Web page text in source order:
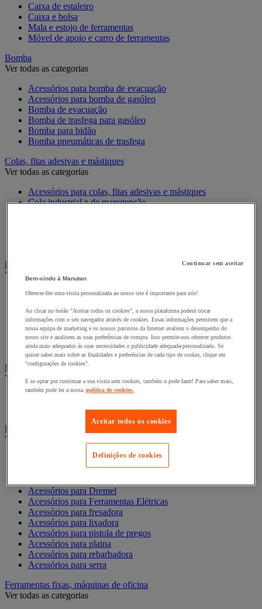
Caixa de estaleiro
Caixa e bolsa
Mala e estojo de ferramentas
Móvel de apoio e carro de ferramentas
Bomba
Ver todas as categorias
Acessórios para bomba de evacuação
Acessórios para bomba de gasóleo
Bomba de evacuação
Bomba de trasfega para gasóleo
Bomba para bidão
Bomba pneumáticas de trasfega
Colas, fitas adesivas e mástiques
Ver todas as categorias
Acessórios para colas, fitas adesivas e mástiques
Cola industrial e de manutenção
Eletricidade
Ver todas as categorias
Acessórios para Quadro Elétrico
Cabo Elétrico
Equipamento de Quadro Elétrico
Extensão, tira e enrolador
Tomada e interruptor
Ferramentas Elétricas
Ver todas as categorias
Ferramentas elétricas portáteis sem fios
Ferramentas elétricas portáteis - Acessórios
Ver todas as categorias
Acesórios para berbequim
Acessórios para berbequim
Acessórios para Dremel
Acessórios para Ferramentas Elétricas
Acessórios para fresadora
Acessórios para lixadora
Acessórios para pistola de pregos
Acessórios para plaina
Acessórios para rebarbadora
Acessórios para serra
Ferramentas fixas, máquinas de oficina
Ver todas as categorias
Continuar sem aceitar
Bem-vindo à Manutan
Oferecer-lhe uma visita personalizada ao nosso site é importante para nós!
Ao clicar no botão "Aceitar todos os cookies", a nossa plataforma poderá trocar
informações com o seu navegador através de cookies. Essas informações permitem que a
nossa equipa de marketing e os nossos parceiros da Internet avaliem o desempenho do
nosso site e analisem as suas preferências de compra. Isso permite-nos oferecer produtos
ainda mais adequados às suas necessidades e publicidade adequada/personalizado. Se
quiser saber mais sobre as finalidades e preferências de cada tipo de cookie, clique em
"configurações de cookies".
E se optar por continuar a sua visita sem cookies, também o pode fazer! Para saber mais,
também pode ler a nossa política de cookies.
Aceitar todos os cookies
Definições de cookies